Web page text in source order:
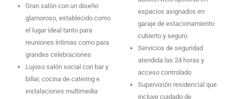
Gran salón con un diseño
glamoroso, establecido como
el lugar ideal tanto para
reuniones íntimas como para
grandes celebraciones
Lujoso salón social con bar y
billar, cocina de catering e
instalaciones multimedia
espacios asignados en
garaje de estacionamiento
cubierto y seguro
Servicios de seguridad
atendida las 24 horas y
acceso controlado
Supervisión residencial que
incluye cuidado de